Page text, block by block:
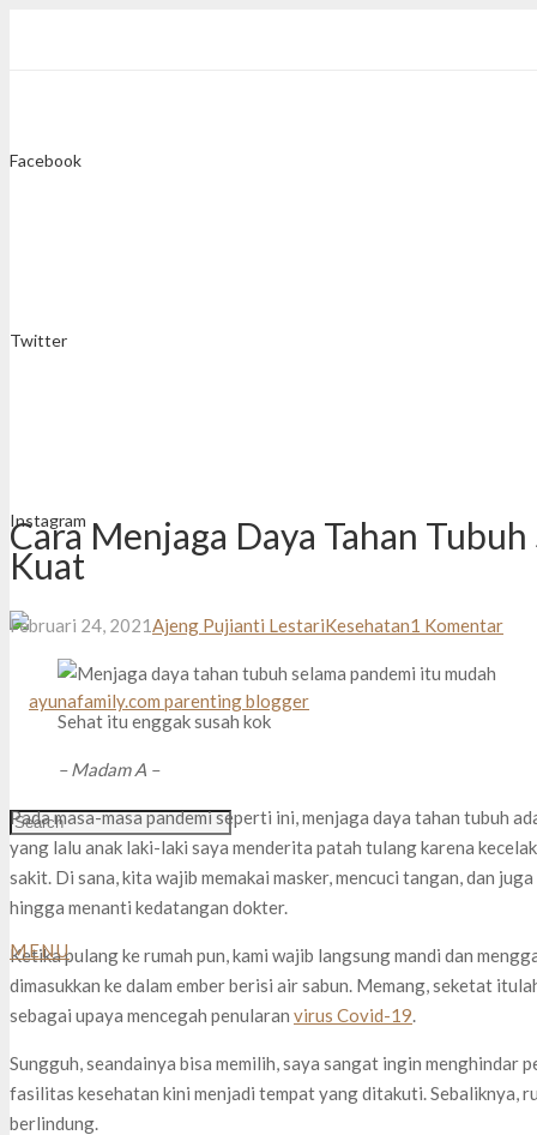
Facebook
Twitter
Instagram
MENU
Cara Menjaga Daya Tahan
Kuat
Februari 24, 2021Ajeng Pujianti LestariKesehatan1 Komentar
Sehat itu enggak susah kok
– Madam A –
Pada masa-masa pandemi seperti ini, menjaga daya tahan tubuh
yang lalu anak laki-laki saya menderita patah tulang karena
sakit. Di sana, kita wajib memakai masker, mencuci tangan, dan
hingga menanti kedatangan dokter.
Ketika pulang ke rumah pun, kami wajib langsung mandi dan
dimasukkan ke dalam ember berisi air sabun. Memang, seketat
sebagai upaya mencegah penularan virus Covid-19.
Sungguh, seandainya bisa memilih, saya sangat ingin menghindar
fasilitas kesehatan kini menjadi tempat yang ditakuti. Sebaliknya,
berlindung.